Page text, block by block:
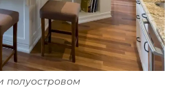
полуостровом